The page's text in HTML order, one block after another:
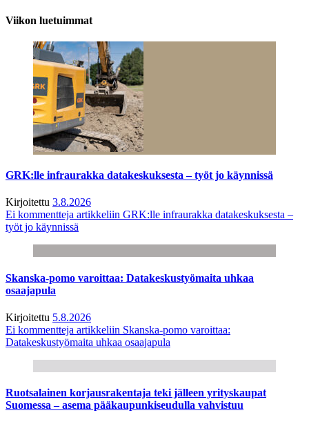
Viikon luetuimmat
GRK:lle infraurakka datakeskuksesta – työt jo käynnissä
Kirjoitettu 3.8.2026
Ei kommentteja artikkeliin GRK:lle infraurakka datakeskuksesta –
työt jo käynnissä
Skanska-pomo varoittaa: Datakeskustyömaita uhkaa
osaajapula
Kirjoitettu 5.8.2026
Ei kommentteja artikkeliin Skanska-pomo varoittaa:
Datakeskustyömaita uhkaa osaajapula
Ruotsalainen korjausrakentaja teki jälleen yrityskaupat
Suomessa – asema pääkaupunkiseudulla vahvistuu